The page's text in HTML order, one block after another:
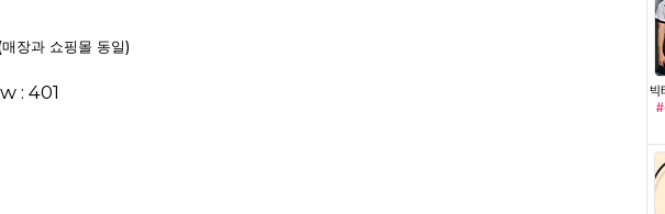
장과 쇼핑몰 동일)
: 401